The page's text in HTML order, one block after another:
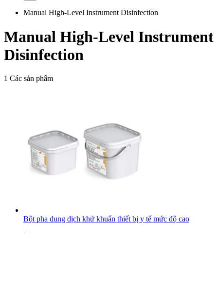
Manual High-Level Instrument Disinfection
Manual High-Level Instrument
Disinfection
1 Các sản phẩm
Bột pha dung dịch khử khuẩn thiết bị y tế mức độ cao